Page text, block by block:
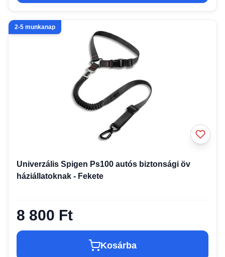
2-5 munkanap
Univerzális Spigen Ps100 autós biztonsági öv
háziállatoknak - Fekete
8 800 Ft
Kosárba